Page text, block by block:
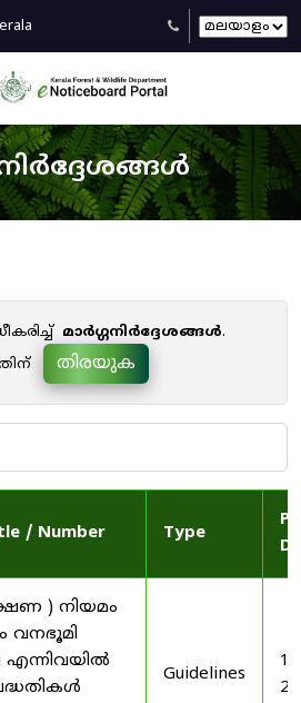
മാർഗ്ഗനിർദ്ദേശങ്ങൾ.
തിരയുക
/ Number Type
) നിയമം
വനഭൂമി
Guidelines